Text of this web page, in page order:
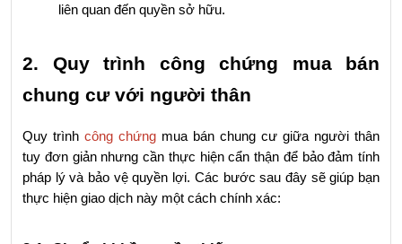
liên quan đến quyền sở hữu.
2. Quy trình công chứng mua bán
chung cư với người thân
Quy trình công chứng mua bán chung cư giữa người thân
tuy đơn giản nhưng cần thực hiện cẩn thận để bảo đảm tính
pháp lý và bảo vệ quyền lợi. Các bước sau đây sẽ giúp bạn
thực hiện giao dịch này một cách chính xác: